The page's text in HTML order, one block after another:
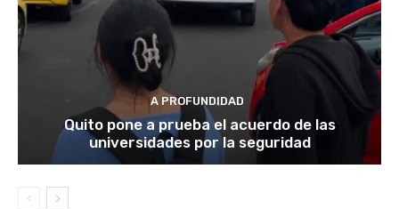
A PROFUNDIDAD
Quito pone a prueba el acuerdo de las
universidades por la seguridad